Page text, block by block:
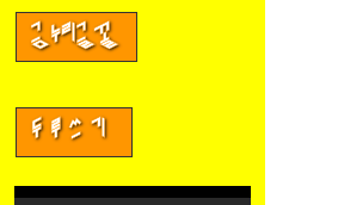
기
금누리글꼴
두루쓰기